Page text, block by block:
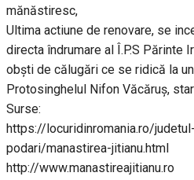
mănăstiresc,
Ultima actiune de renovare, se
directa îndrumare al Î.P.S Părinte
obști de călugări ce se ridică la
Protosinghelul Nifon Văcăruș,
Surse:
https://locuridinromania.ro/
podari/manastirea-jitianu.html
http://www.manastireajitianu.ro